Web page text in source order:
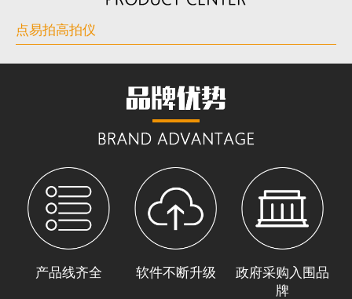
点易拍高拍仪
产品线齐全 软件不断升级
政府采购入围品
牌